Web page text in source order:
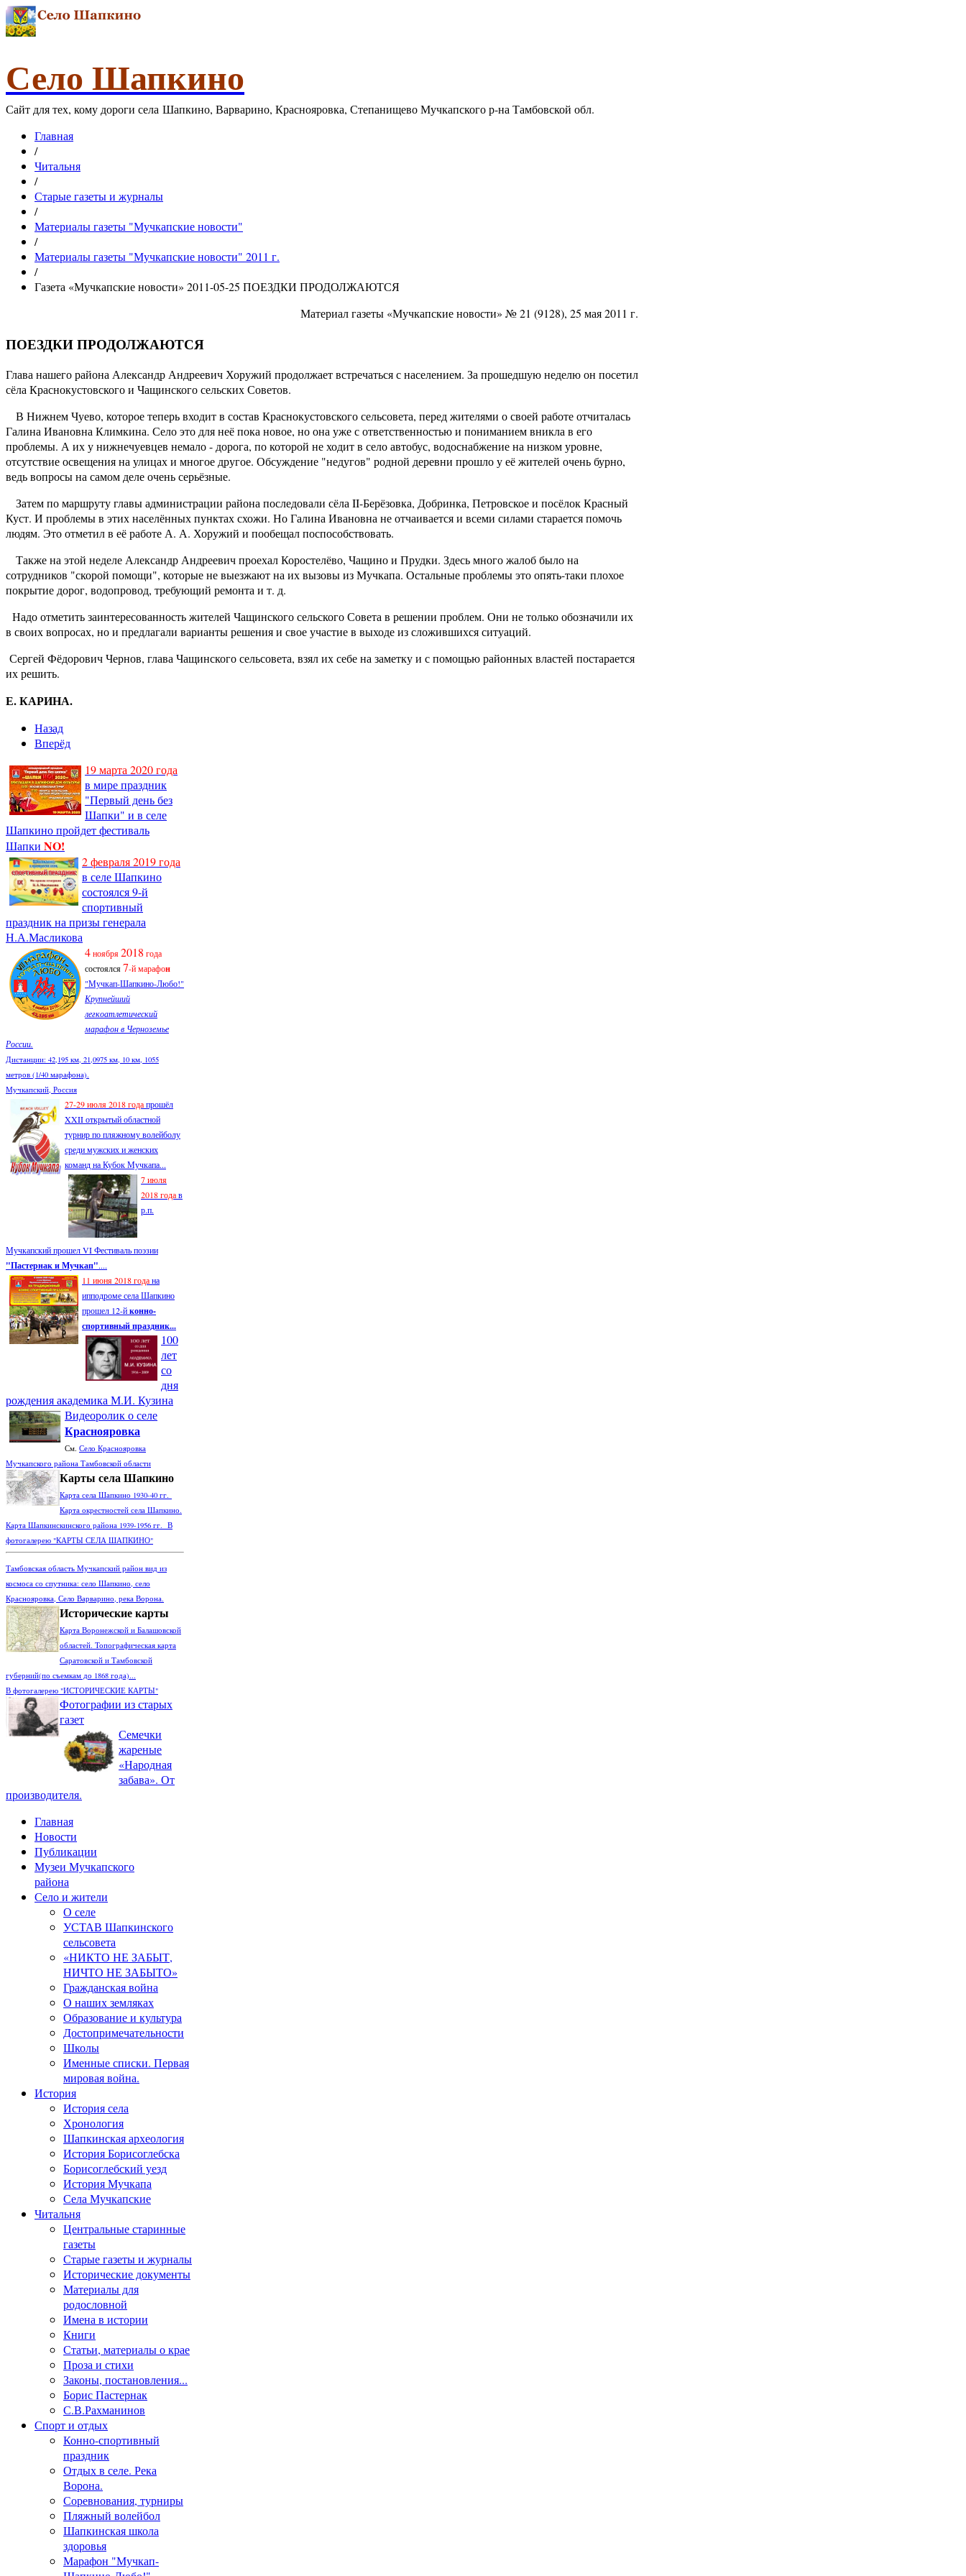
Село Шапкино
Сайт для тех, кому дороги села Шапкино, Варварино, Краснояровка, Степанищево Мучкапского р-на Тамбовской обл.
Главная
/
Читальня
/
Старые газеты и журналы
/
Материалы газеты "Мучкапские новости"
/
Материалы газеты "Мучкапские новости" 2011 г.
/
Газета «Мучкапские новости» 2011-05-25 ПОЕЗДКИ ПРОДОЛЖАЮТСЯ
Материал газеты «Мучкапские новости» № 21 (9128), 25 мая 2011 г.
ПОЕЗДКИ ПРОДОЛЖАЮТСЯ
Глава нашего района Александр Андреевич Хоружий продолжает встречаться с населением. За прошедшую неделю он посетил
сёла Краснокустовского и Чащинского сельских Советов.
В Нижнем Чуево, которое теперь входит в состав Краснокустовского сельсовета, перед жителями о своей работе отчиталась
Галина Ивановна Климкина. Село это для неё пока новое, но она уже с ответственностью и пониманием вникла в его
проблемы. А их у нижнечуевцев немало - дорога, по которой не ходит в село автобус, водоснабжение на низком уровне,
отсутствие освещения на улицах и многое другое. Обсуждение "недугов" родной деревни прошло у её жителей очень бурно,
ведь вопросы на самом деле очень серьёзные.
Затем по маршруту главы администрации района последовали сёла II-Берёзовка, Добринка, Петровское и посёлок Красный
Куст. И проблемы в этих населённых пунктах схожи. Но Галина Ивановна не отчаивается и всеми силами старается помочь
людям. Это отметил в её работе А. А. Хоружий и пообещал поспособствовать.
Также на этой неделе Александр Андреевич проехал Коростелёво, Чащино и Прудки. Здесь много жалоб было на
сотрудников "скорой помощи", которые не выезжают на их вызовы из Мучкапа. Остальные проблемы это опять-таки плохое
покрытие дорог, водопровод, требующий ремонта и т. д.
Надо отметить заинтересованность жителей Чащинского сельского Совета в решении проблем. Они не только обозначили их
в своих вопросах, но и предлагали варианты решения и свое участие в выходе из сложившихся ситуаций.
Сергей Фёдорович Чернов, глава Чащинского сельсовета, взял их себе на заметку и с помощью районных властей постарается
их решить.
Е. КАРИНА.
Назад
Вперёд
19 марта 2020 года
в мире праздник
"Первый день без
Шапки" и в селе
Шапкино пройдет фестиваль
Шапки NO!
2 февраля 2019 года
в селе Шапкино
состоялся 9-й
спортивный
праздник на призы генерала
Н.А.Масликова
4ноября2018 года
состоялся7-й марафон
"Мучкап-Шапкино-Любо!"
Крупнейший
легкоатлетический
марафон в Черноземье
России.
Дистанции: 42,195 км, 21,0975 км, 10 км, 1055
метров (1/40 марафона).
Мучкапский, Россия
27-29 июля 2018 годапрошёл
XXII открытый областной
турнир по пляжному волейболу
среди мужских и женских
команд на Кубок Мучкапа...
7 июля
2018 годав
р.п.
Мучкапский прошел VI Фестиваль поэзии
"Пастернак и Мучкап"....
11 июня 2018 годана
ипподроме села Шапкино
прошел 12-йконно-
спортивный праздник...
100
лет
со
дня
рождения академика М.И. Кузина
Видеоролик о селе
Краснояровка
См. Село Краснояровка
Мучкапского района Тамбовской области
Карты села Шапкино
Карта села Шапкино 1930-40 гг.
Карта окрестностей села Шапкино.
Карта Шапкинскинского района 1939-1956 гг. В
фотогалерею "КАРТЫ СЕЛА ШАПКИНО"
Тамбовская область Мучкапский район вид из
космоса со спутника: село Шапкино, село
Краснояровка, Село Варварино, река Ворона.
Исторические карты
Карта Воронежской и Балашовской
областей. Топографическая карта
Саратовской и Тамбовской
губерний(по съемкам до 1868 года)...
В фотогалерею "ИСТОРИЧЕСКИЕ КАРТЫ"
Фотографии из старых
газет
Семечки
жареные
«Народная
забава». От
производителя.
Главная
Новости
Публикации
Музеи Мучкапского
района
Село и жители
О селе
УСТАВ Шапкинского
сельсовета
«НИКТО НЕ ЗАБЫТ,
НИЧТО НЕ ЗАБЫТО»
Гражданская война
О наших земляках
Образование и культура
Достопримечательности
Школы
Именные списки. Первая
мировая война.
История
История села
Хронология
Шапкинская археология
История Борисоглебска
Борисоглебский уезд
История Мучкапа
Села Мучкапские
Читальня
Центральные старинные
газеты
Старые газеты и журналы
Исторические документы
Материалы для
родословной
Имена в истории
Книги
Статьи, материалы о крае
Проза и стихи
Законы, постановления...
Борис Пастернак
С.В.Рахманинов
Спорт и отдых
Конно-спортивный
праздник
Отдых в селе. Река
Ворона.
Соревнования, турниры
Пляжный волейбол
Шапкинская школа
здоровья
Марафон "Мучкап-